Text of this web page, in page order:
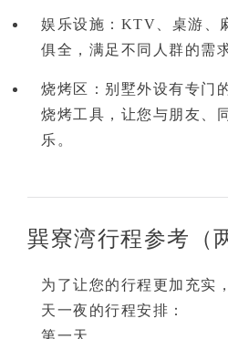
娱乐设施 ：KTV、桌游、
俱全，满足不同人群的需求
烧烤区 ：别墅外设有专门
烧烤工具，让您与朋友、
乐。
巽寮湾行程参考（
为了让您的行程更加充实
第一天